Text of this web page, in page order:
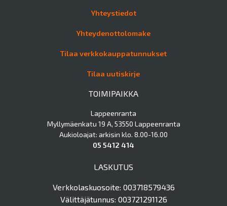
Yhteystiedot
Yhteydenottolomake
Tilaa verkkokauppatunnukset
Tilaa uutiskirje
TOIMIPAIKKA
Lappeenranta
Myllymäenkatu 19 A, 53550 Lappeenranta
Aukioloajat: arkisin klo. 8.00-16.00
05 5412 414
LASKUTUS
Verkkolaskuosoite: 003718579436
Välittäjätunnus: 003721291126